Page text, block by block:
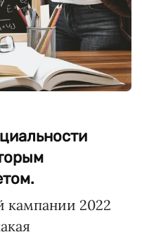
кампании 2022